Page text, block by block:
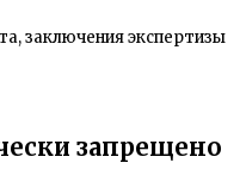
заключения экспертизы
запрещено